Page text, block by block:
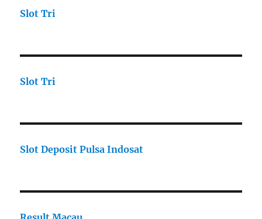
Slot Tri
Slot Tri
Slot Deposit Pulsa Indosat